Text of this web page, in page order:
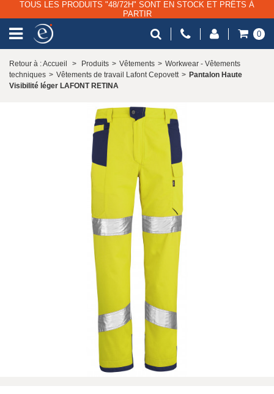
TOUS LES PRODUITS "48/72H" SONT EN STOCK ET PRÊTS À
PARTIR
0
Retour à : Accueil > Produits > Vêtements > Workwear - Vêtements
techniques > Vêtements de travail Lafont Cepovett > Pantalon Haute
Visibilité léger LAFONT RETINA